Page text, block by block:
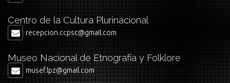
Centro de la Cultura Plurinacional
recepcion.ccpsc@gmail.com
Museo Nacional de Etnografía y Folklore
musef.lpz@gmail.com